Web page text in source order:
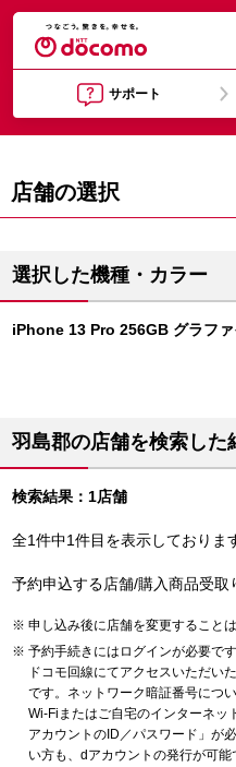
サポート
店舗の選択
選択した機種・カラー
iPhone 13 Pro 256GB グラファ
羽島郡の店舗を検索した
検索結果：1店舗
全1件中1件目を表示しておりま
予約申込する店舗/購入商品受取
申し込み後に店舗を変更することは
予約手続きにはログインが必要です
ドコモ回線にてアクセスいただい
です。ネットワーク暗証番号につ
Wi-Fiまたはご自宅のインターネッ
アカウントのID／パスワード」が
い方も、dアカウントの発行が可能